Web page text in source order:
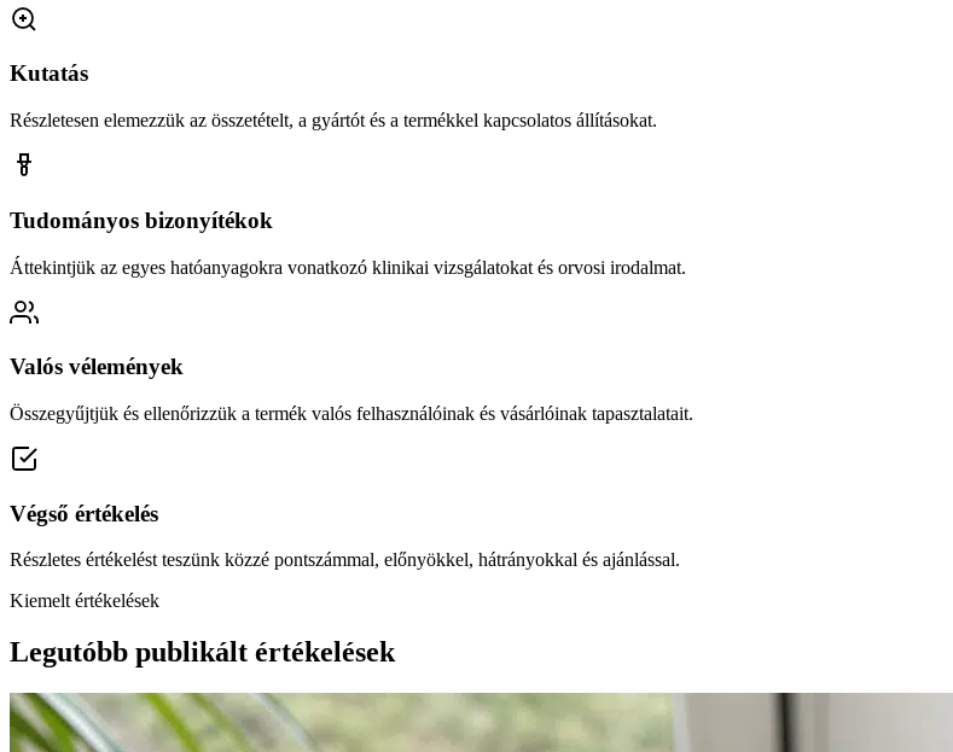
Kutatás
Részletesen elemezzük az összetételt, a gyártót és a termékkel kapcsolatos állításokat.
Tudományos bizonyítékok
Áttekintjük az egyes hatóanyagokra vonatkozó klinikai vizsgálatokat és orvosi irodalmat.
Valós vélemények
Összegyűjtjük és ellenőrizzük a termék valós felhasználóinak és vásárlóinak tapasztalatait.
Végső értékelés
Részletes értékelést teszünk közzé pontszámmal, előnyökkel, hátrányokkal és ajánlással.
Kiemelt értékelések
Legutóbb publikált értékelések